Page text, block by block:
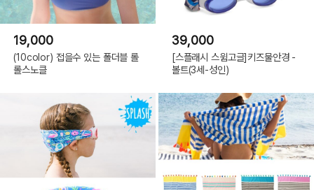
19,000
(10color) 접을수 있는 폴더블 롤
롤스노클
39,000
[스플래시 스윔고글]키즈물안경 -
볼트(3세-성인)